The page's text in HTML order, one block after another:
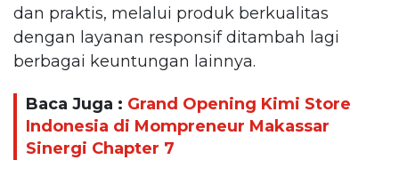
dan praktis, melalui produk berkualitas
dengan layanan responsif ditambah lagi
berbagai keuntungan lainnya.
Baca Juga : Grand Opening Kimi Store
Indonesia di Mompreneur Makassar
Sinergi Chapter 7